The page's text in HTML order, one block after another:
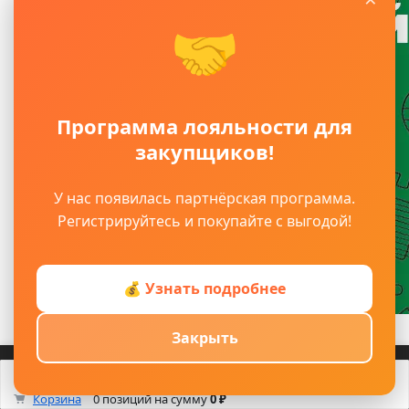
🤝
Программа лояльности для
закупщиков!
У нас появилась партнёрская программа.
Регистрируйтесь и покупайте с выгодой!
💰 Узнать подробнее
Закрыть
Главная
Корзина 0 позицийна сумму0 ₽
Каталог Смотрели Max/TG
Корзина
0